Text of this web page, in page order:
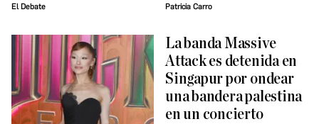
El Debate Patricia Carro
La banda Massive
Attack es detenida en
Singapur por ondear
una bandera palestina
en un concierto